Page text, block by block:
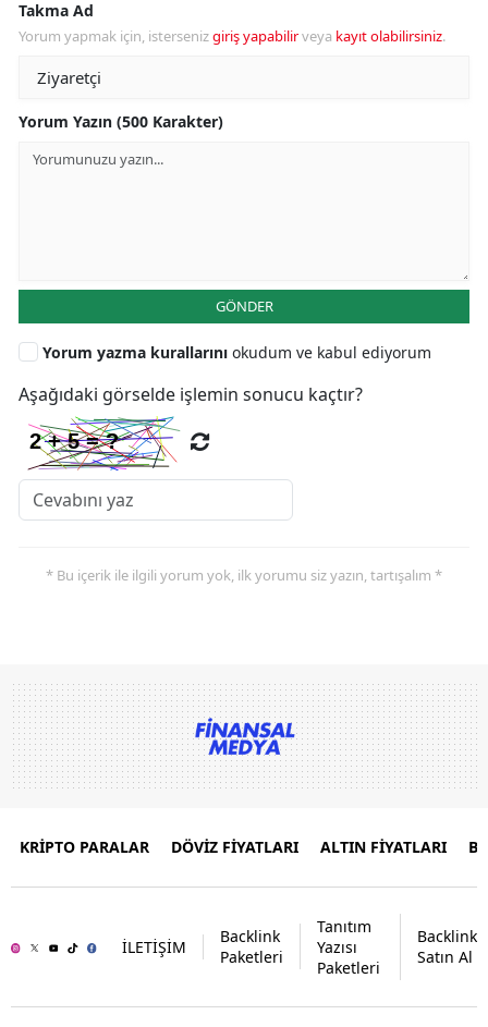
Takma Ad
Yorum yapmak için, istersenizgiriş yapabilirveya kayıt olabilirsiniz.
Yorum Yazın (500 Karakter)
GÖNDER
Yorum yazma kurallarını okudum ve kabul ediyorum
Aşağıdaki görselde işlemin sonucu kaçtır?
* Bu içerik ile ilgili yorum yok, ilk yorumu siz yazın, tartışalım *
KRİPTO PARALAR DÖVİZ FİYATLARI ALTIN FİYATLARI
İLETİŞİM
Backlink
Paketleri
Tanıtım
Yazısı
Paketleri
Backlink
Satın Al